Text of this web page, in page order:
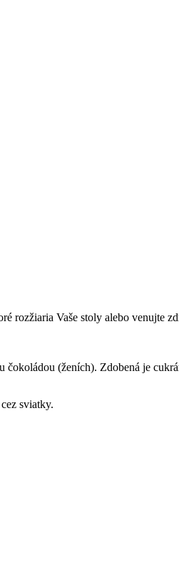
Vaše stoly alebo venujte
(ženích). Zdobená je
sviatky.